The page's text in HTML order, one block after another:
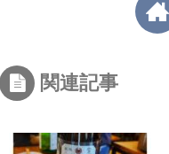
関連記事